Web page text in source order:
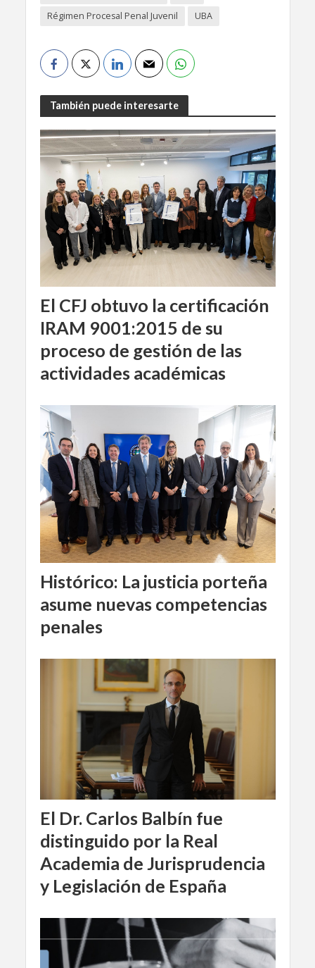
Régimen Procesal Penal Juvenil
UBA
También puede interesarte
El CFJ obtuvo la certificación
IRAM 9001:2015 de su
proceso de gestión de las
actividades académicas
Histórico: La justicia porteña
asume nuevas competencias
penales
El Dr. Carlos Balbín fue
distinguido por la Real
Academia de Jurisprudencia
y Legislación de España